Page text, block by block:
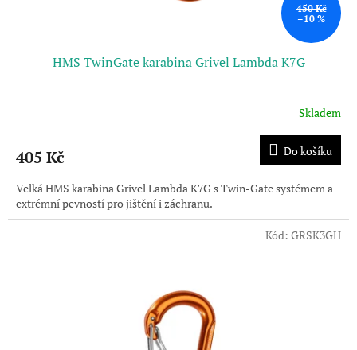
450 Kč
–10 %
HMS TwinGate karabina Grivel Lambda K7G
Skladem
405 Kč Do košíku
Velká HMS karabina Grivel Lambda K7G s Twin-Gate systémem a
extrémní pevností pro jištění i záchranu.
Kód: GRSK3GH